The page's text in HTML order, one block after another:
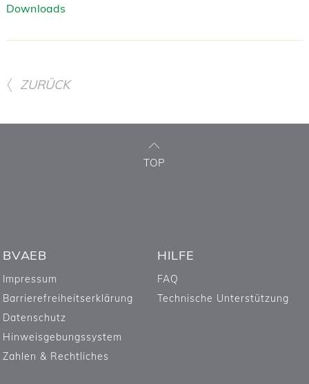
Downloads
ZURÜCK
TOP
BVAEB
Impressum
Barrierefreiheitserklärung
Datenschutz
Hinweisgebungssystem
Zahlen & Rechtliches
HILFE
FAQ
Technische Unterstützung